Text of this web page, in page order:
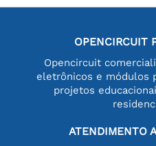
OPENCIRCUIT
Opencircuit
eletrônicos e módulos
projetos
ATENDIMENTO